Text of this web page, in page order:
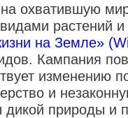
охватившую
растений
на Земле»
Кампания
изменению
и
дикой природы и